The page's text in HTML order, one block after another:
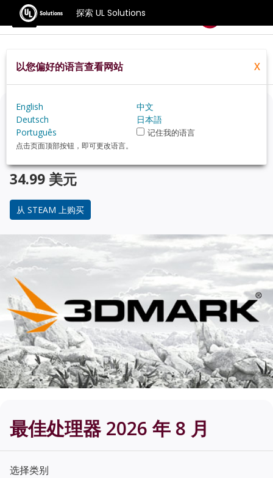
探索 UL Solutions
基准测试
Home Zh Hans Compare
正在考虑升级？
使用 3DMark 游戏玩家的基准测试，来了解您的 PC 与 受
欢迎的 CPU 在性能上的对比。
34.99 美元
从 STEAM 上购买
最佳处理器 2026 年 8 月
选择类别
以您偏好的语言查看网站 X
English
中文
Deutsch
日本語
Português
记住我的语言
点击页面顶部按钮，即可更改语言。